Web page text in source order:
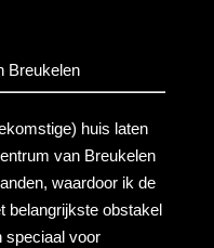
Breukelen
huis laten
van Breukelen
waardoor ik de
belangrijkste obstakel
speciaal voor